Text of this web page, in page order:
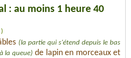
: au moins 1 heure 40
(la partie qui s'étend depuis le bas
la queue) de lapin en morceaux et